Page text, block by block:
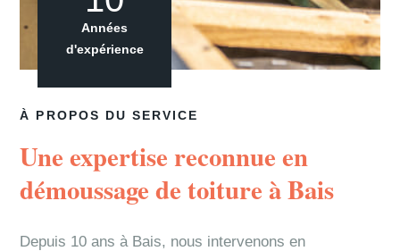
À PROPOS DU SERVICE
Une expertise reconnue en
démoussage de toiture à Bais
Depuis 10 ans à Bais, nous intervenons en
Années
d'expérience